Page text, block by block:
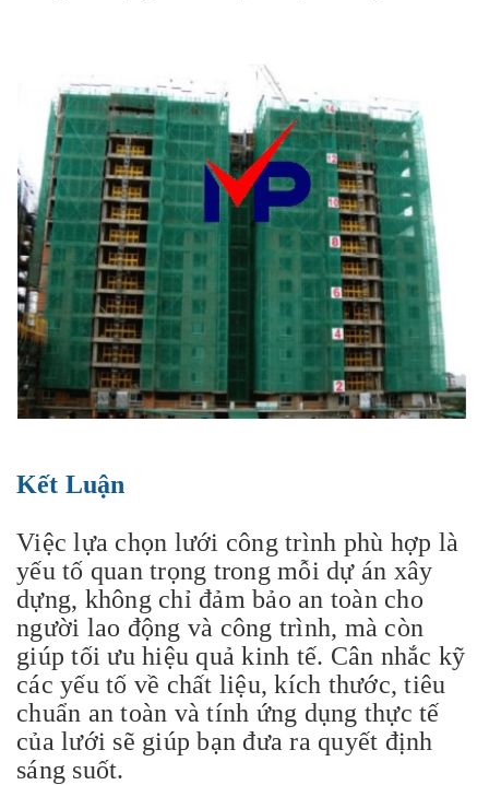
Kết Luận
Việc lựa chọn lưới công trình phù hợp là
yếu tố quan trọng trong mỗi dự án xây
dựng, không chỉ đảm bảo an toàn cho
người lao động và công trình, mà còn
giúp tối ưu hiệu quả kinh tế. Cân nhắc kỹ
các yếu tố về chất liệu, kích thước, tiêu
chuẩn an toàn và tính ứng dụng thực tế
của lưới sẽ giúp bạn đưa ra quyết định
sáng suốt.